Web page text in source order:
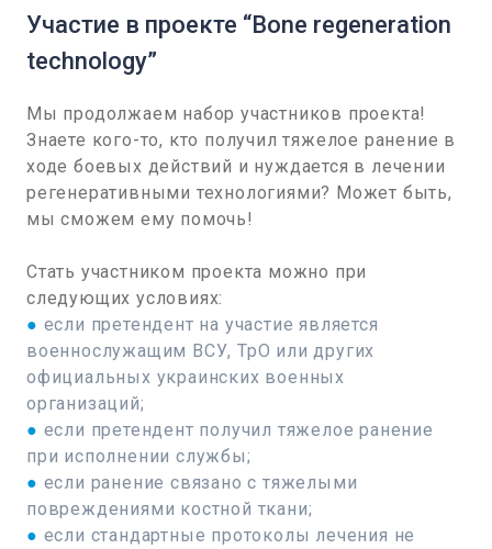
Участие в проекте “Bone regeneration
technology”
Мы продолжаем набор участников проекта!
Знаете кого-то, кто получил тяжелое ранение в
ходе боевых действий и нуждается в лечении
регенеративными технологиями? Может быть,
мы сможем ему помочь!
Стать участником проекта можно при
следующих условиях:
● если претендент на участие является
военнослужащим ВСУ, ТрО или других
официальных украинских военных
организаций;
● если претендент получил тяжелое ранение
при исполнении службы;
● если ранение связано с тяжелыми
повреждениями костной ткани;
● если стандартные протоколы лечения не